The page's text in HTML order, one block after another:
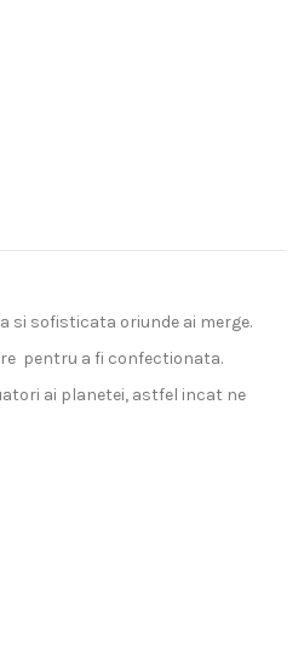
si sofisticata oriunde ai merge.
pentru a fi confectionata.
ai planetei, astfel incat ne